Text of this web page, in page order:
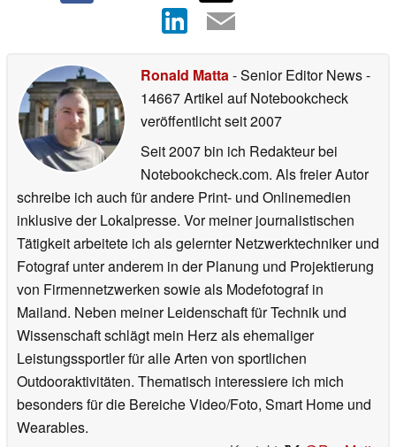
Ronald Matta- Senior Editor News-
14667 Artikel auf Notebookcheck
veröffentlichtseit 2007
Seit 2007 bin ich Redakteur bei
Notebookcheck.com. Als freier Autor
schreibe ich auch für andere Print- und Onlinemedien
inklusive der Lokalpresse. Vor meiner journalistischen
Tätigkeit arbeitete ich als gelernter Netzwerktechniker und
Fotograf unter anderem in der Planung und Projektierung
von Firmennetzwerken sowie als Modefotograf in
Mailand. Neben meiner Leidenschaft für Technik und
Wissenschaft schlägt mein Herz als ehemaliger
Leistungssportler für alle Arten von sportlichen
Outdooraktivitäten. Thematisch interessiere ich mich
besonders für die Bereiche Video/Foto, Smart Home und
Wearables.